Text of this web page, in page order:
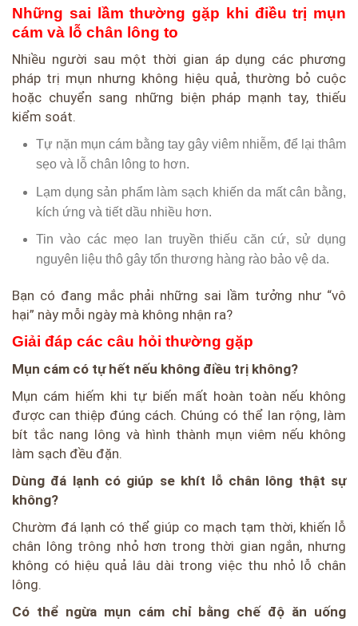
Những sai lầm thường gặp khi điều trị mụn
cám và lỗ chân lông to
Nhiều người sau một thời gian áp dụng các phương
pháp trị mụn nhưng không hiệu quả, thường bỏ cuộc
hoặc chuyển sang những biện pháp mạnh tay, thiếu
kiểm soát.
Tự nặn mụn cám bằng tay gây viêm nhiễm, để lại thâm
sẹo và lỗ chân lông to hơn.
Lạm dụng sản phẩm làm sạch khiến da mất cân bằng,
kích ứng và tiết dầu nhiều hơn.
Tin vào các mẹo lan truyền thiếu căn cứ, sử dụng
nguyên liệu thô gây tổn thương hàng rào bảo vệ da.
Bạn có đang mắc phải những sai lầm tưởng như “vô
hại” này mỗi ngày mà không nhận ra?
Giải đáp các câu hỏi thường gặp
Mụn cám có tự hết nếu không điều trị không?
Mụn cám hiếm khi tự biến mất hoàn toàn nếu không
được can thiệp đúng cách. Chúng có thể lan rộng, làm
bít tắc nang lông và hình thành mụn viêm nếu không
làm sạch đều đặn.
Dùng đá lạnh có giúp se khít lỗ chân lông thật sự
không?
Chườm đá lạnh có thể giúp co mạch tạm thời, khiến lỗ
chân lông trông nhỏ hơn trong thời gian ngắn, nhưng
không có hiệu quả lâu dài trong việc thu nhỏ lỗ chân
lông.
Có thể ngừa mụn cám chỉ bằng chế độ ăn uống